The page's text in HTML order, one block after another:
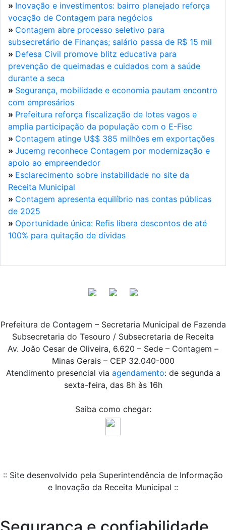
» Inovação e investimentos: bairro planejado reforça
vocação de Contagem para negócios
» Contagem abre processo seletivo para
subsecretário de Finanças; salário passa de R$ 15 mil
» Defesa Civil promove blitz educativa para
prevenção de queimadas e cuidados com a saúde
durante a seca
» Segurança, mobilidade e economia pautam encontro
com empresários
» Prefeitura reforça fiscalização de lotes vagos e
amplia participação da população com o E-Fisc
» Contagem atinge U$$ 385 milhões em exportações
» Jucemg reconhece Contagem por modernização e
apoio ao empreendedor
» Esclarecimento sobre instabilidade no site da
Receita Municipal
» Contagem apresenta equilíbrio nas contas públicas
de 2025
» Oportunidade única: Refis libera descontos de até
100% para quitação de dívidas
Prefeitura de Contagem – Secretaria Municipal de Fazenda
Subsecretaria do Tesouro / Subsecretaria de Receita
Av. João Cesar de Oliveira, 6.620 – Sede – Contagem –
Minas Gerais – CEP 32.040-000
Atendimento presencial via agendamento: de segunda a
sexta-feira, das 8h às 16h
Saiba como chegar:
:: Site desenvolvido pela Superintendência de Informação
e Inovação da Receita Municipal ::